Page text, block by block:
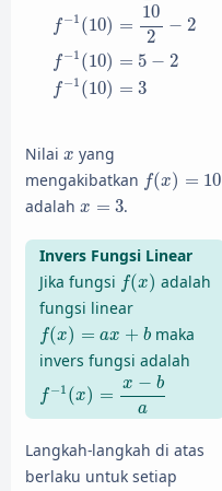
f −1 (10) =
10
2
− 2
f −1 (10) = 5 − 2
f −1 (10) = 3
Nilai x
x yang
mengakibatkan f(x) = 10
f(x)=
adalah x = 3
x =3 .
Invers Fungsi Linear
Jika fungsi f(x)
f(x)
adalah
fungsi linear
f(x) = ax + b
f(x)= +b
maka
invers fungsi adalah
f −1 (x) =
x − b
a
f−1(x =x−ba
Langkah-langkah di atas
berlaku untuk setiap